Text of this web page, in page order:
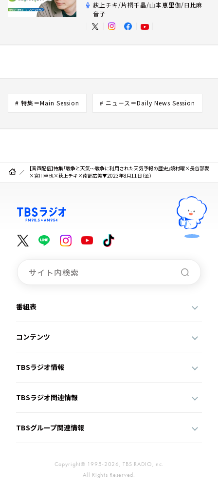
荻上チキ/片桐千晶/山本恵里伽/日比麻
音子
# 特集＝Main Session # ニュース＝Daily News Session
【音声配信】特集「戦争と天気～戦争に利用された天気予報の歴史」饒村曜×長谷部愛
×宮川卓也×荻上チキ×南部広美▼2023年8月11日（金）
番組表
コンテンツ
TBSラジオ情報
TBSラジオ関連情報
TBSグループ関連情報
Copyright© 1995-2026, TBS RADIO,Inc.
All Rights Reserved.